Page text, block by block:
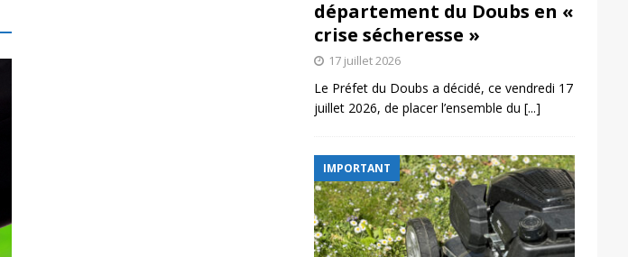
département du Doubs en «
crise sécheresse »
17 juillet 2026
Le Préfet du Doubs a décidé, ce vendredi 17
juillet 2026, de placer l’ensemble du [...]
IMPORTANT